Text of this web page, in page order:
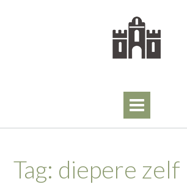
Tag: diepere zelf